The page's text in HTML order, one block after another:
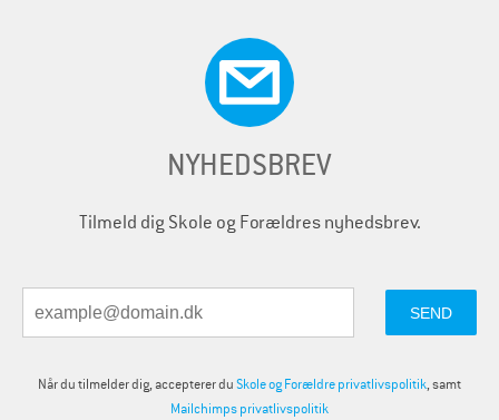
NYHEDSBREV
Tilmeld dig Skole og Forældres nyhedsbrev.
Når du tilmelder dig, accepterer duSkole og Forældre privatlivspolitik, samt
Mailchimps privatlivspolitik